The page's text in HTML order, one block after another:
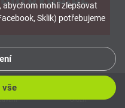
Uložit
Porovnávač Oblíbené
mohli zlepšovat
Sklik) potřebujeme
vše